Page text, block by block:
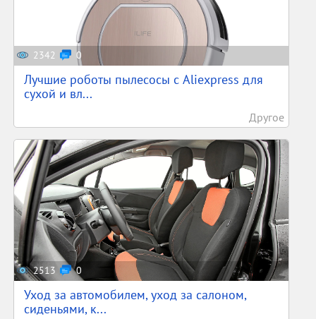
2342 0
Лучшие роботы пылесосы с Aliexpress для
сухой и вл...
Другое
2513 0
Уход за автомобилем, уход за салоном,
сиденьями, к...